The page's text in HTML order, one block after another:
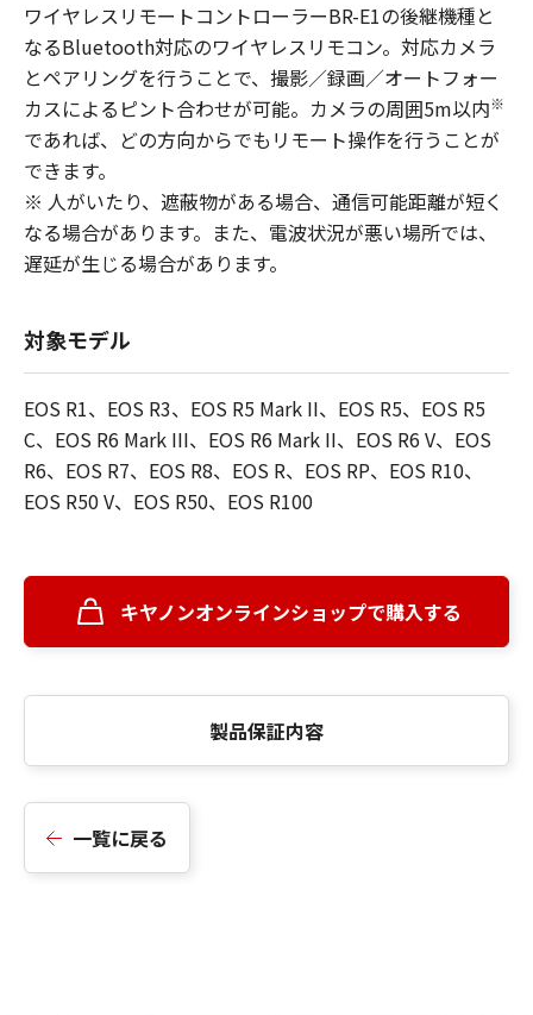
ワイヤレスリモートコントローラーBR-E1の後継機種と
なるBluetooth対応のワイヤレスリモコン。対応カメラ
とペアリングを行うことで、撮影／録画／オートフォー
カスによるピント合わせが可能。カメラの周囲5m以内※
であれば、どの方向からでもリモート操作を行うことが
できます。
※ 人がいたり、遮蔽物がある場合、通信可能距離が短く
なる場合があります。また、電波状況が悪い場所では、
遅延が生じる場合があります。
対象モデル
EOS R1、EOS R3、EOS R5 Mark II、EOS R5、EOS R5
C、EOS R6 Mark III、EOS R6 Mark II、EOS R6 V、EOS
R6、EOS R7、EOS R8、EOS R、EOS RP、EOS R10、
EOS R50 V、EOS R50、EOS R100
キヤノンオンラインショップで購入する
製品保証内容
一覧に戻る